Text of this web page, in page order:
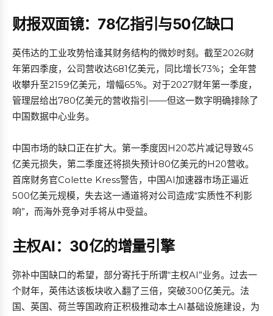
财报双面镜：78亿指引与50亿缺口
英伟达的工业攻势恰逢其财务结构的微妙时刻。截至2026财
年第四季度，公司营收达681亿美元，同比增长73%；全年营
收攀升至2159亿美元，增幅65%。对于2027财年第一季度，
管理层给出780亿美元的营收指引——但这一数字明确排除了
中国数据中心业务。
中国市场的缺口正在扩大。第一季度因H20芯片减记导致45
亿美元损失，第二季度还将损失预计80亿美元的H20营收。
首席财务官Colette Kress警告，中国AI加速器市场正逼近
500亿美元规模，失去这一通道将对公司造成“实质性不利影
响”，而海外竞争对手将从中受益。
主权AI：30亿的增量引擎
弥补中国缺口的希望，部分寄托于所谓“主权AI”业务。过去一
个财年，英伟达该板块收入翻了三倍，突破300亿美元。法
国、英国、荷兰等国政府正积极推动本土AI基础设施建设，为